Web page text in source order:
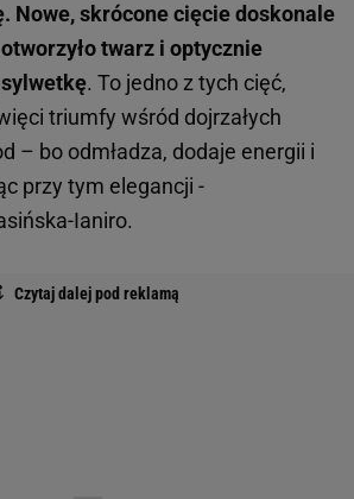
Nowe, skrócone cięcie doskonale
otworzyło twarz i optycznie
sylwetkę. To jedno z tych cięć,
triumfy wśród dojrzałych
– bo odmładza, dodaje energii i
przy tym elegancji -
Ianiro.